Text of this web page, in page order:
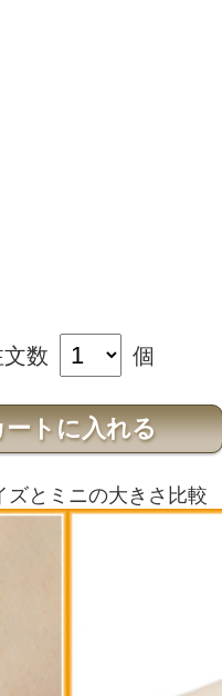
数 個
ズとミニの大きさ比較